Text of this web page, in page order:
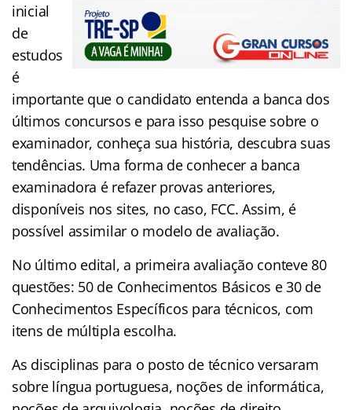
inicial
de
estudos
é
importante que o candidato entenda a banca dos
últimos concursos e para isso pesquise sobre o
examinador, conheça sua história, descubra suas
tendências. Uma forma de conhecer a banca
examinadora é refazer provas anteriores,
disponíveis nos sites, no caso, FCC. Assim, é
possível assimilar o modelo de avaliação.
No último edital, a primeira avaliação conteve 80
questões: 50 de Conhecimentos Básicos e 30 de
Conhecimentos Específicos para técnicos, com
itens de múltipla escolha.
As disciplinas para o posto de técnico versaram
sobre língua portuguesa, noções de informática,